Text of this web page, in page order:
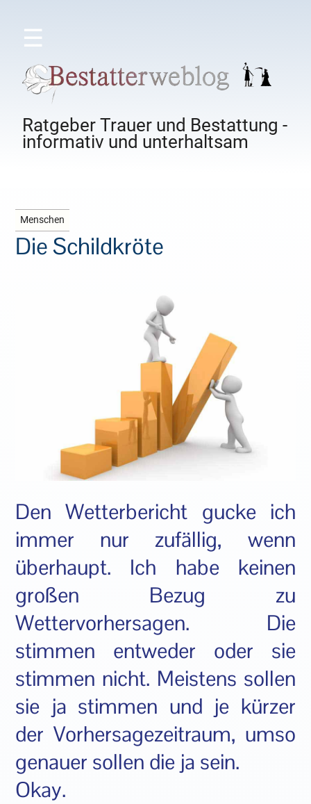
☰
Ratgeber Trauer und Bestattung -
informativ und unterhaltsam
Menschen
Die Schildkröte
Den Wetterbericht gucke ich
immer nur zufällig, wenn
überhaupt. Ich habe keinen
großen Bezug zu
Wettervorhersagen. Die
stimmen entweder oder sie
stimmen nicht. Meistens sollen
sie ja stimmen und je kürzer
der Vorhersagezeitraum, umso
genauer sollen die ja sein.
Okay.